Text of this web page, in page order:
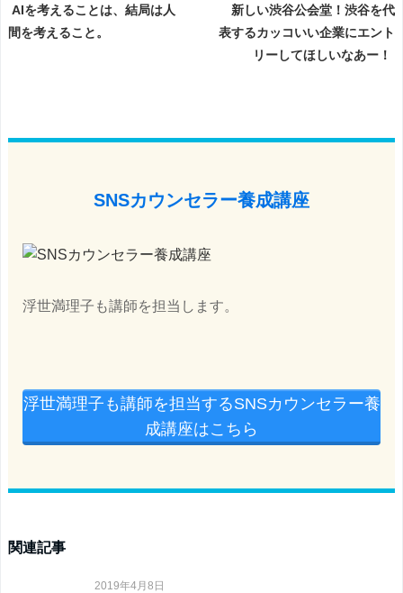
AIを考えることは、結局は人
間を考えること。
新しい渋谷公会堂！渋谷を代
表するカッコいい企業にエント
リーしてほしいなあー！
SNSカウンセラー養成講座
浮世満理子も講師を担当します。
浮世満理子も講師を担当するSNSカウンセラー養
成講座はこちら
関連記事
2019年4月8日